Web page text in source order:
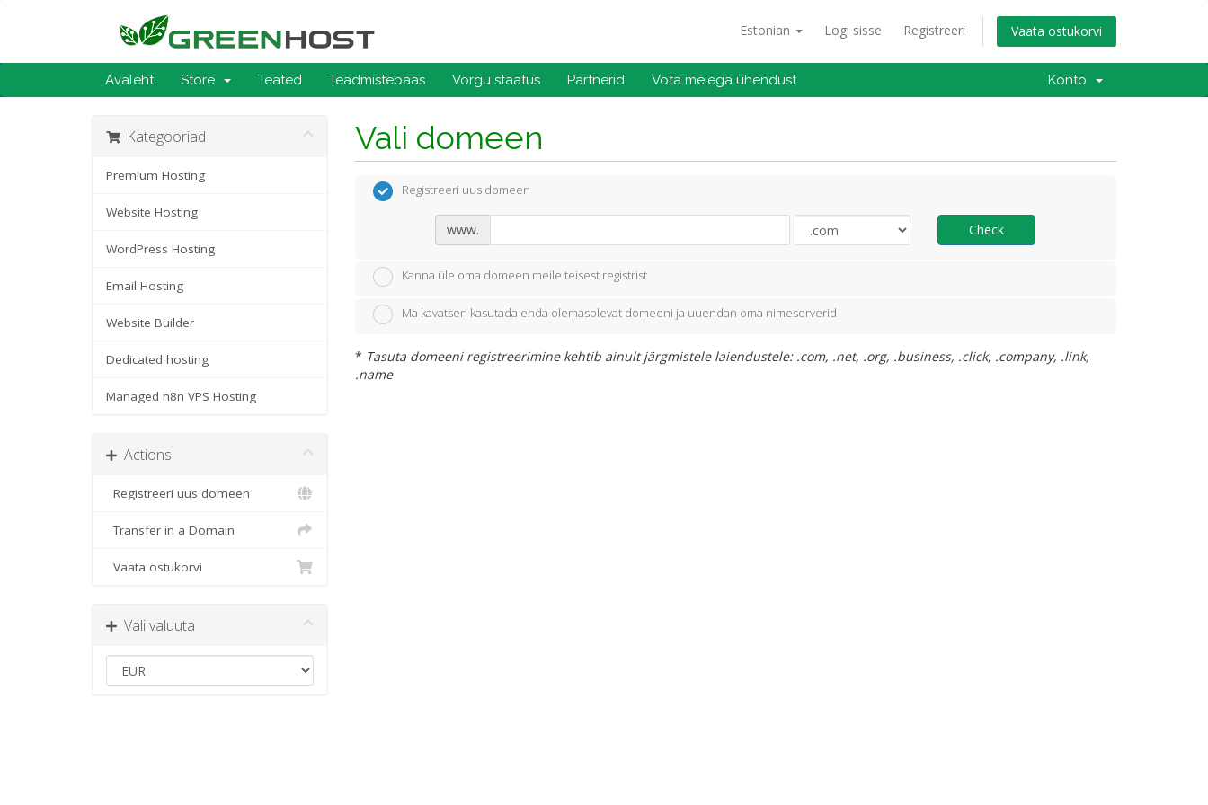
Estonian Logi sisse Registreeri Vaata ostukorvi
Avaleht Store Teated Teadmistebaas Võrgu staatus Partnerid Võta meiega ühendust Konto
Kategooriad
Premium Hosting
Website Hosting
WordPress Hosting
Email Hosting
Website Builder
Dedicated hosting
Managed n8n VPS Hosting
Actions
Registreeri uus domeen
Transfer in a Domain
Vaata ostukorvi
Vali valuuta
Vali domeen
Registreeri uus domeen
www. Check
Kanna üle oma domeen meile teisest registrist
Ma kavatsen kasutada enda olemasolevat domeeni ja uuendan oma nimeserverid
* Tasuta domeeni registreerimine kehtib ainult järgmistele laiendustele: .com, .net, .org, .business, .click, .company, .link,
.name